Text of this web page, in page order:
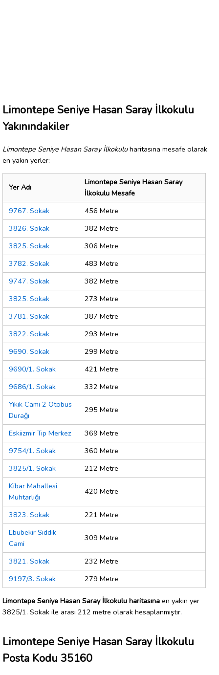
Limontepe Seniye Hasan Saray İlkokulu
Yakınındakiler
Limontepe Seniye Hasan Saray İlkokuluharitasına mesafe olarak
en yakın yerler:
Yer Adı
Limontepe Seniye Hasan Saray
İlkokulu Mesafe
9767. Sokak
456 Metre
3826. Sokak
382 Metre
3825. Sokak
306 Metre
3782. Sokak
483 Metre
9747. Sokak
382 Metre
3825. Sokak
273 Metre
3781. Sokak
387 Metre
3822. Sokak
293 Metre
9690. Sokak
299 Metre
9690/1. Sokak
421 Metre
9686/1. Sokak
332 Metre
Yıkık Cami 2 Otobüs
Durağı
295 Metre
Eskiizmir Tıp Merkez
369 Metre
9754/1. Sokak
360 Metre
3825/1. Sokak
212 Metre
Kibar Mahallesi
Muhtarlığı
420 Metre
3823. Sokak
221 Metre
Ebubekir Sıddık
Cami
309 Metre
3821. Sokak
232 Metre
9197/3. Sokak
279 Metre
Limontepe Seniye Hasan Saray İlkokulu haritasına en yakın yer
3825/1. Sokak ile arası 212 metre olarak hesaplanmıştır.
Limontepe Seniye Hasan Saray İlkokulu
Posta Kodu 35160